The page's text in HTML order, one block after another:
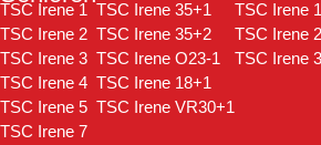
TSC Irene 1
TSC Irene 2
TSC Irene 3
TSC Irene 4
TSC Irene 5
TSC Irene 7
TSC Irene 35+1
TSC Irene 35+2
TSC Irene O23-1
TSC Irene 18+1
TSC Irene VR30+1
TSC Irene
TSC Irene
TSC Irene